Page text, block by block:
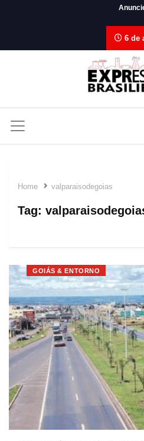
6 de
Home valparaisodegoias
Tag:
GOIÁS & ENTORNO